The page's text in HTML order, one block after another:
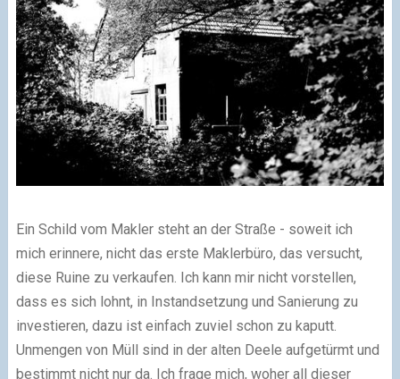
Ein Schild vom Makler steht an der Straße - soweit ich
mich erinnere, nicht das erste Maklerbüro, das versucht,
diese Ruine zu verkaufen. Ich kann mir nicht vorstellen,
dass es sich lohnt, in Instandsetzung und Sanierung zu
investieren, dazu ist einfach zuviel schon zu kaputt.
Unmengen von Müll sind in der alten Deele aufgetürmt und
bestimmt nicht nur da. Ich frage mich, woher all dieser